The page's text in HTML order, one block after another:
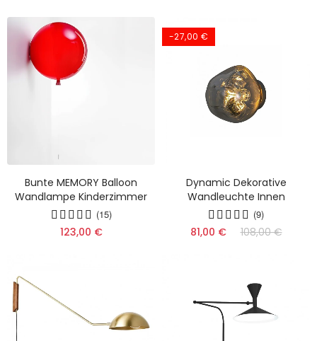
Bunte MEMORY Balloon
Wandlampe Kinderzimmer
(15)
123,00 €
-27,00 €
Dynamic Dekorative
Wandleuchte Innen
(9)
81,00 € 108,00 €